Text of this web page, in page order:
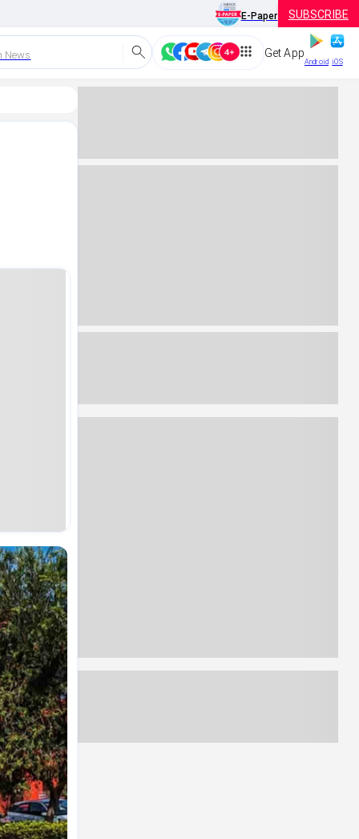
E-Paper SUBSCRIBE
News Get App
Android iOS